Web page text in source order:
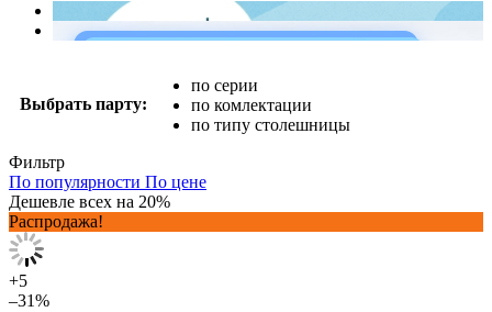
Выбрать парту:
по серии
по комлектации
по типу столешницы
Фильтр
По популярности По цене
Дешевле всех на 20%
Распродажа!
+5
–31%